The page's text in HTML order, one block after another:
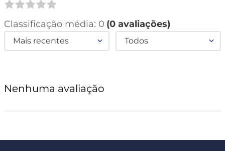
Classificação média: 0 (0 avaliações)
Mais recentes Todos
Nenhuma avaliação